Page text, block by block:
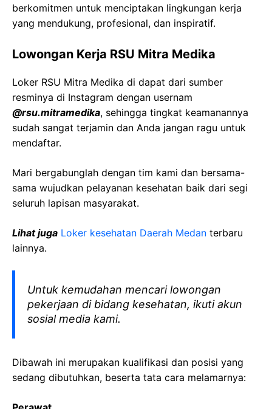
berkomitmen untuk menciptakan lingkungan kerja
yang mendukung, profesional, dan inspiratif.
Lowongan Kerja RSU Mitra Medika
Loker RSU Mitra Medika di dapat dari sumber
resminya di Instagram dengan usernam
@rsu.mitramedika, sehingga tingkat keamanannya
sudah sangat terjamin dan Anda jangan ragu untuk
mendaftar.
Mari bergabunglah dengan tim kami dan bersama-
sama wujudkan pelayanan kesehatan baik dari segi
seluruh lapisan masyarakat.
Lihat juga Loker kesehatan Daerah Medan terbaru
lainnya.
Untuk kemudahan mencari lowongan
pekerjaan di bidang kesehatan, ikuti akun
sosial media kami.
Dibawah ini merupakan kualifikasi dan posisi yang
sedang dibutuhkan, beserta tata cara melamarnya: